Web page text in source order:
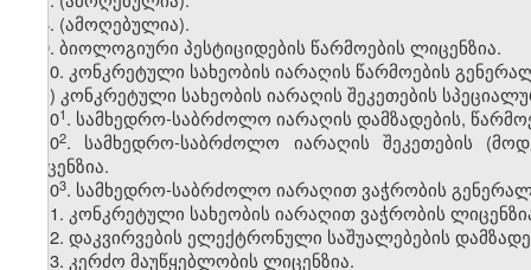
8. (ამოღებულია).
9. ბიოლოგიური პესტიციდების წარმოების ლიცენზია.
10. კონკრეტული სახეობის იარაღის წარმოების
ა) კონკრეტული სახეობის იარაღის შეკეთების
10​1. სამხედრო-საბრძოლო იარაღის დამზადების,
10​2. სამხედრო-საბრძოლო იარაღის შეკეთების
ლიცენზია.
10​3. სამხედრო-საბრძოლო იარაღით ვაჭრობის
11. კონკრეტული სახეობის იარაღით ვაჭრობის
12. დაკვირვების ელექტრონული საშუალებების
13. კერძო მაუწყებლობის ლიცენზია.